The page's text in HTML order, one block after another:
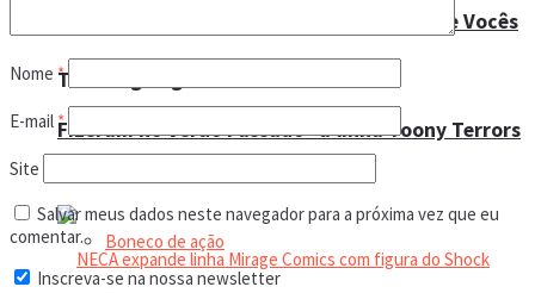
NECA adiciona o Pescador de “Eu Sei o Que Vocês
Fizeram no Verão Passado” à linha Toony Terrors
Trending Tags
Boneco de ação
Nome *
E-mail *
Site
Salvar meus dados neste navegador para a próxima vez que eu
comentar.
Inscreva-se na nossa newsletter